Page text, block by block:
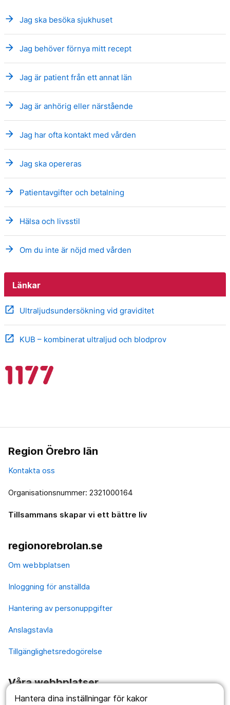
Hantera dina inställningar för kakor
arrow_forward Jag ska besöka sjukhuset
arrow_forward Jag behöver förnya mitt recept
arrow_forward Jag är patient från ett annat län
arrow_forward Jag är anhörig eller närstående
arrow_forward Jag har ofta kontakt med vården
arrow_forward Jag ska opereras
arrow_forward Patientavgifter och betalning
arrow_forward Hälsa och livsstil
arrow_forward Om du inte är nöjd med vården
Länkar
open_in_new Ultraljudsundersökning vid graviditet
open_in_new KUB – kombinerat ultraljud och blodprov
Region Örebro län
Kontakta oss
Organisationsnummer: 2321000164
Tillsammans skapar vi ett bättre liv
regionorebrolan.se
Om webbplatsen
Inloggning för anställda
Hantering av personuppgifter
Anslagstavla
Tillgänglighetsredogörelse
Våra webbplatser
1177.se